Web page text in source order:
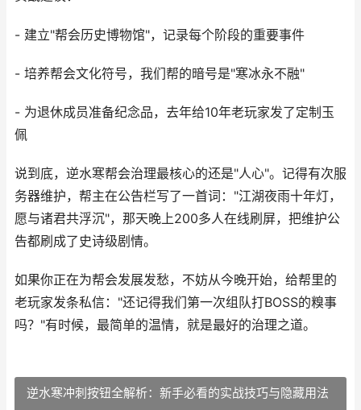
- 建立"帮会历史博物馆"，记录每个阶段的重要事件
- 培养帮会文化符号，我们帮的暗号是"寒冰永不融"
- 为退休成员准备纪念品，去年给10年老玩家发了定制玉
佩
说到底，逆水寒帮会治理最核心的还是"人心"。记得有次服
务器维护，帮主在公告栏写了一首词："江湖夜雨十年灯，
愿与诸君共浮沉"，那天晚上200多人在线刷屏，把维护公
告都刷成了史诗级剧情。
如果你正在为帮会发展发愁，不妨从今晚开始，给帮里的
老玩家发条私信："还记得我们第一次组队打BOSS的糗事
吗？"有时候，最简单的温情，就是最好的治理之道。
逆水寒冲刺按钮全解析：新手必看的实战技巧与隐藏用法